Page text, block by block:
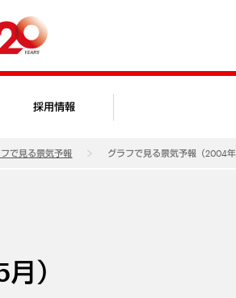
採用情報
で見る景気予報 グラフで見る景気予報（2004年
）